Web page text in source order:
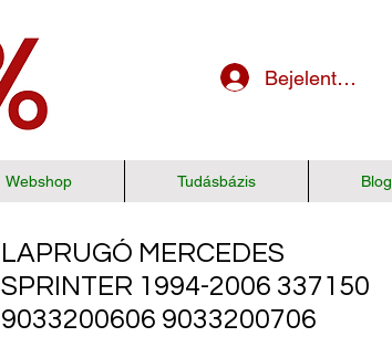
Bejelentkezés
Webshop Tudásbázis Blog
LAPRUGÓ MERCEDES
SPRINTER 1994-2006 337150
9033200606 9033200706